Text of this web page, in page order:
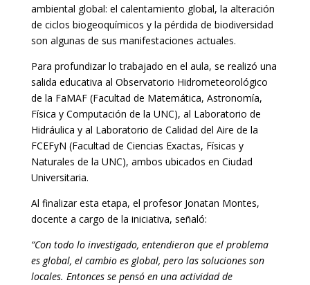
ambiental global: el calentamiento global, la alteración
de ciclos biogeoquímicos y la pérdida de biodiversidad
son algunas de sus manifestaciones actuales.
Para profundizar lo trabajado en el aula, se realizó una
salida educativa al Observatorio Hidrometeorológico
de la FaMAF (Facultad de Matemática, Astronomía,
Física y Computación de la UNC), al Laboratorio de
Hidráulica y al Laboratorio de Calidad del Aire de la
FCEFyN (Facultad de Ciencias Exactas, Físicas y
Naturales de la UNC), ambos ubicados en Ciudad
Universitaria.
Al finalizar esta etapa, el profesor Jonatan Montes,
docente a cargo de la iniciativa, señaló:
“Con todo lo investigado, entendieron que el problema
es global, el cambio es global, pero las soluciones son
locales. Entonces se pensó en una actividad de